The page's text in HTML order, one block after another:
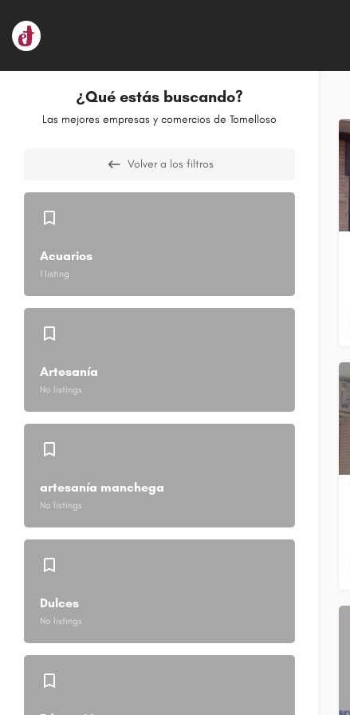
¿Qué estás buscando?
Las mejores empresas y comercios de Tomelloso
Volver a los filtros
Acuarios
1 listing
Artesanía
No listings
artesanía manchega
No listings
Dulces
No listings